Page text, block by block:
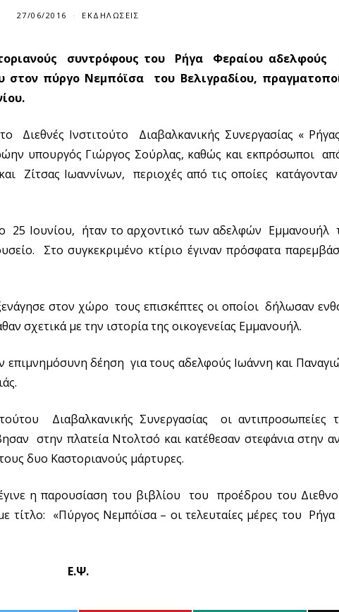
27/06/2016
6
2
ΕΚΔΗΛΏΣΕΙΣ
συντρόφους του Ρήγα Φεραίου αδελφούς
στον πύργο Νεμπόϊσα του Βελιγραδίου,
Διεθνές Ινστιτούτο Διαβαλκανικής Συνεργασίας «
υπουργός Γιώργος Σούρλας, καθώς και εκπρόσωποι
Ζίτσας Ιωαννίνων, περιοχές από τις οποίες
25 Ιουνίου, ήταν το αρχοντικό των αδελφών
Στο συγκεκριμένο κτίριο έγιναν πρόσφατα
στον χώρο τους επισκέπτες οι οποίοι δήλωσαν
σχετικά με την ιστορία της οικογενείας Εμμανουήλ.
επιμνημόσυνη δέηση για τους αδελφούς Ιωάννη και
Διαβαλκανικής Συνεργασίας οι
στην πλατεία Ντολτσό και κατέθεσαν στεφάνια στην
δυο Καστοριανούς μάρτυρες.
η παρουσίαση του βιβλίου του προέδρου του
«Πύργος Νεμπόϊσα – οι τελευταίες μέρες του Ρήγα
Ε.Ψ.